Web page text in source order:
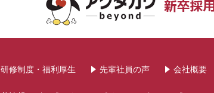
研修制度・福利厚生 先輩社員の声 会社概要